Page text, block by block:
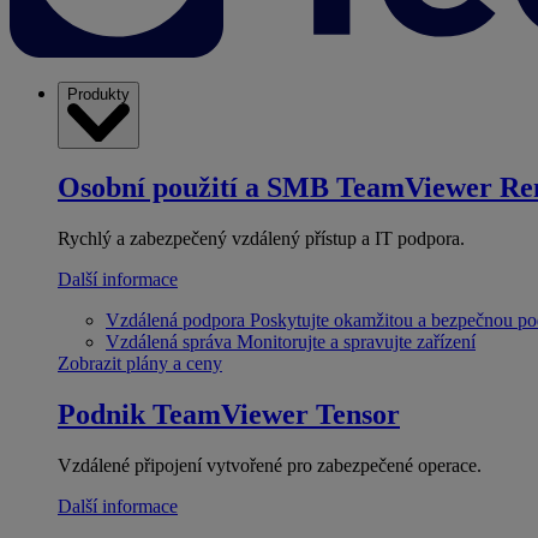
Produkty
Osobní použití a SMB TeamViewer
Rychlý a zabezpečený vzdálený přístup a IT podpora.
Další informace
Vzdálená podpora Poskytujte okamžitou a bezpečnou
Vzdálená správa Monitorujte a spravujte zařízení
Zobrazit plány a ceny
Podnik TeamViewer Tensor
Vzdálené připojení vytvořené pro zabezpečené operace.
Další informace